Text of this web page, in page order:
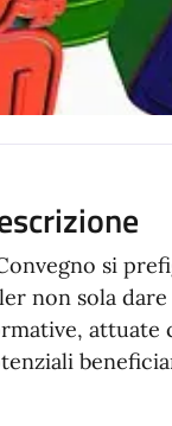
si
non sola
attuate